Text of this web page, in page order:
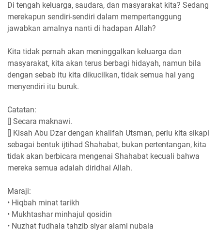
Di tengah keluarga, saudara, dan masyarakat kita? Sedang
merekapun sendiri-sendiri dalam mempertanggung
jawabkan amalnya nanti di hadapan Allah?
Kita tidak pernah akan meninggalkan keluarga dan
masyarakat, kita akan terus berbagi hidayah, namun bila
dengan sebab itu kita dikucilkan, tidak semua hal yang
menyendiri itu buruk.
Catatan:
[] Secara maknawi.
[] Kisah Abu Dzar dengan khalifah Utsman, perlu kita sikapi
sebagai bentuk ijtihad Shahabat, bukan pertentangan, kita
tidak akan berbicara mengenai Shahabat kecuali bahwa
mereka semua adalah diridhai Allah.
Maraji:
• Hiqbah minat tarikh
• Mukhtashar minhajul qosidin
• Nuzhat fudhala tahzib siyar alami nubala